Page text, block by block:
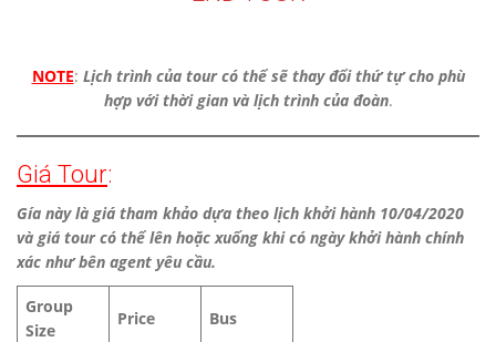
NOTE: Lịch trình của tour có thể sẽ thay đổi thứ tự cho phù
hợp với thời gian và lịch trình của đoàn.
Giá Tour:
Gía này là giá tham khảo dựa theo lịch khởi hành 10/04/2020
và giá tour có thể lên hoặc xuống khi có ngày khởi hành chính
xác như bên agent yêu cầu.
Group
Size
Price Bus